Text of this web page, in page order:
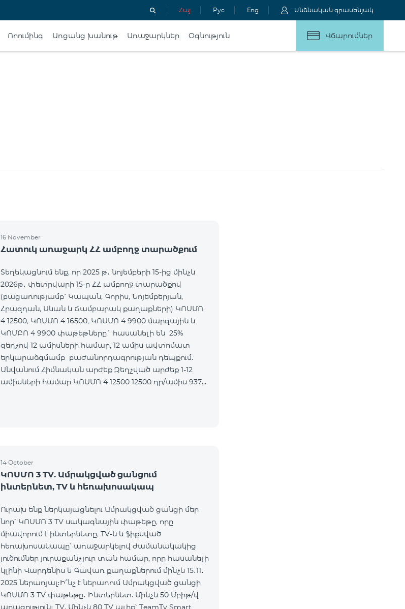
Հայ Рус Eng Անձնական գրասենյակ
Ռոումինգ Առցանց խանութ Առաջարկներ Օգնություն Վճարումներ
16 November
Հատուկ առաջարկ ՀՀ ամբողջ տարածքում
Տեղեկացնում ենք, որ 2025 թ․ նոյեմբերի 15-ից մինչև
2026թ․ փետրվարի 15-ը ՀՀ ամբողջ տարածքով
(բացառությամբ՝ Կապան, Գորիս, Նոյեմբերյան,
Հրազդան, Սևան և Ճամբարակ քաղաքների) ԿՈՍՄՈ
4 12500, ԿՈՍՄՈ 4 16500, ԿՈՍՄՈ 4 9900 մարզային և
ԿՈՄԲՈ 4 9900 փաթեթները` հասանելի են 25%
զեղչով 12 ամիսների համար, 12 ամիս ավտոմատ
երկարաձգմամբ բաժանորդագրության դեպքում.
Անվանում Հիմնական արժեք Զեղչված արժեք 1-12
ամիսների համար ԿՈՍՄՈ 4 12500 12500 դր/ամիս 9375
14 October
ԿՈՍՄՈ 3 TV. Ամրակցված ցանցում
ինտերնետ, TV և հեռախոսակապ
Ուրախ ենք ներկայացնելու Ամրակցված ցանցի մեր
նոր՝ ԿՈՍՄՈ 3 TV սակագնային փաթեթը, որը
միավորում է ինտերնետը, TV-ն և ֆիքսված
հեռախոսակապը՝ առաջարկելով ժամանակակից
լուծումներ յուրաքանչյուր տան համար, որը հասանելի
կլինի Վարդենիս և Գավառ քաղաքներում մինչև 15․11․
2025 ներառյալ։Ի՞նչ է ներառում Ամրակցված ցանցի
ԿՈՍՄՈ 3 TV փաթեթը․ Ինտերնետ. Մինչև 50 Մբիթ/վ
արագություն։ TV. Մինչև 80 TV ալիք՝ TeamTv Smart